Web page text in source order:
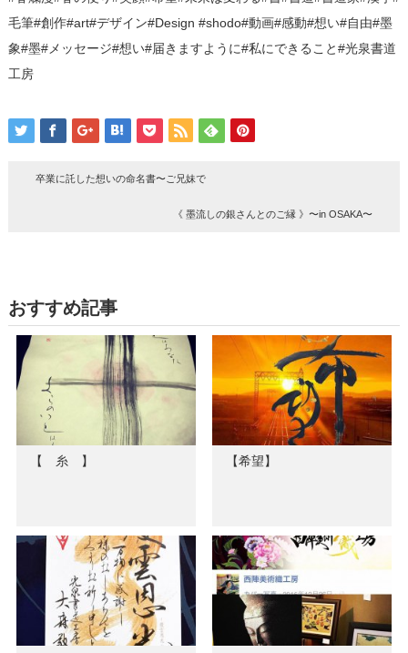
毛筆#創作#art#デザイン#Design #shodo#動画#感動#想い#自由#墨
象#墨#メッセージ#想い#届きますように#私にできること#光泉書道
工房
卒業に託した想いの命名書〜ご兄妹で
《 墨流しの銀さんとのご縁 》〜in OSAKA〜
おすすめ記事
【 糸 】 【希望】